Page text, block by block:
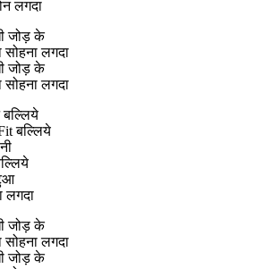
लगदा
जोड़ के
सोहना लगदा
जोड़ के
सोहना लगदा
बल्लिये
बल्लिये
लगदा
जोड़ के
सोहना लगदा
जोड़ के